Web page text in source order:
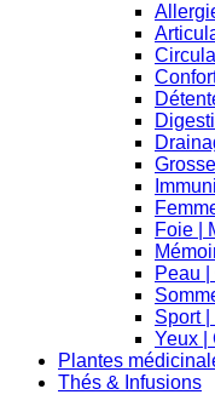
Foie |
Peau
Sport
Yeux |
Plantes
Thés & Infusions